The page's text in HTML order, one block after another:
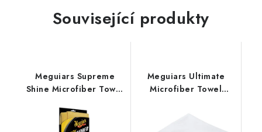
Související produkty
Meguiars Supreme
Shine Microfiber Towel
mikrovláknová utěrka
Meguiars Ultimate
Microfiber Towel
mikrovláknová utěrka